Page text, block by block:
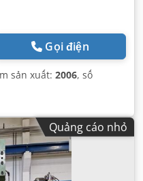
Gọi điện
sản xuất: 2006, số
Quảng cáo nhỏ